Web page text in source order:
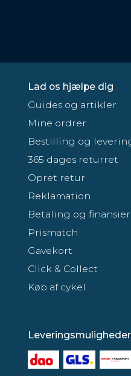
Lad os hjælpe dig
Guides og artikler
Mine ordrer
Bestilling og
365 dages returret
Opret retur
Reklamation
Betaling og
Prismatch
Gavekort
Click & Collect
Køb af cykel
Leveringsmuligheder